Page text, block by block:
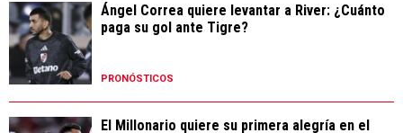
Ángel Correa quiere levantar a River: ¿Cuánto
paga su gol ante Tigre?
PRONÓSTICOS
El Millonario quiere su primera alegría en el